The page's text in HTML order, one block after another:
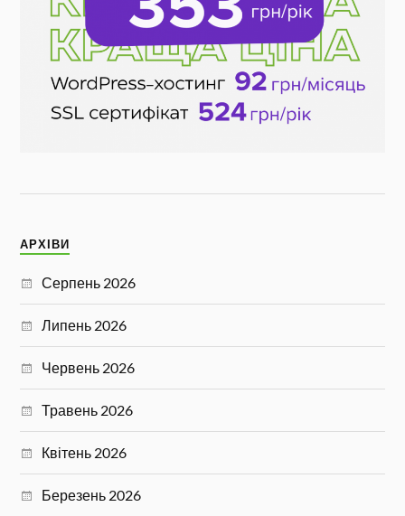
АРХІВИ
Серпень 2026
Липень 2026
Червень 2026
Травень 2026
Квітень 2026
Березень 2026